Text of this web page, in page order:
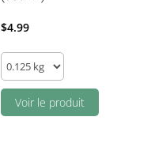
$4.99
Multi-
surfaces
Voir le produit